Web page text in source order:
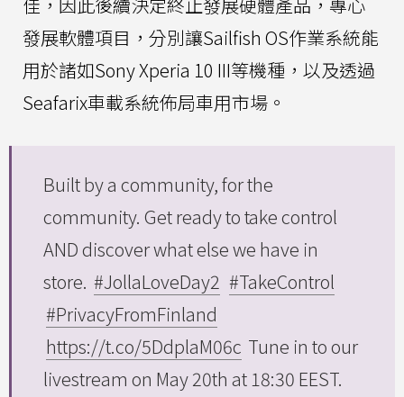
發展軟體項目，分別讓Sailfish OS作業系統能
用於諸如Sony Xperia 10 III等機種，以及透過
Seafarix車載系統佈局車用市場。
Built by a community, for the
community. Get ready to take control
AND discover what else we have in
store. #JollaLoveDay2 #TakeControl
#PrivacyFromFinland
https://t.co/5DdplaM06c Tune in to our
livestream on May 20th at 18:30 EEST.